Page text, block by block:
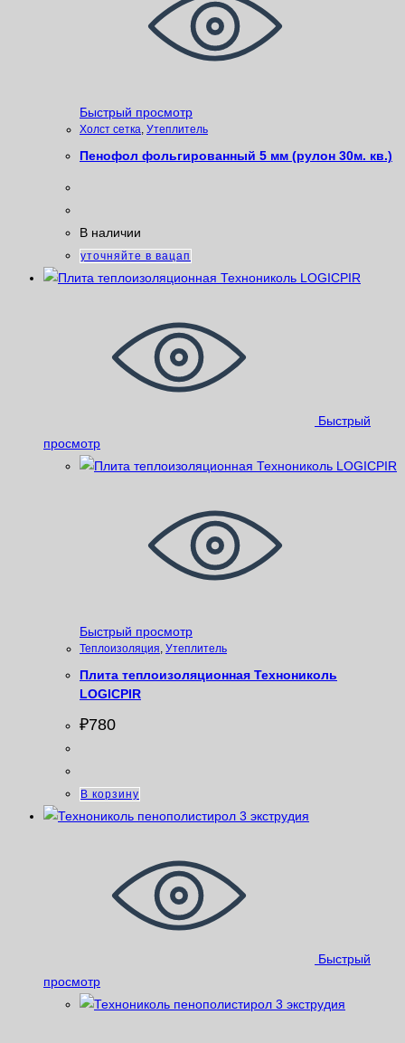
Быстрый просмотр
Xолст сетка Утеплитель
Пенофол фольгированный 5 мм (рулон 30м. кв.)
В наличии
уточняйте в вацап
Быстрый
просмотр
Быстрый просмотр
Теплоизоляция, Утеплитель
Плита теплоизоляционная Технониколь
LOGICPIR
₽780
В корзину
Быстрый
просмотр